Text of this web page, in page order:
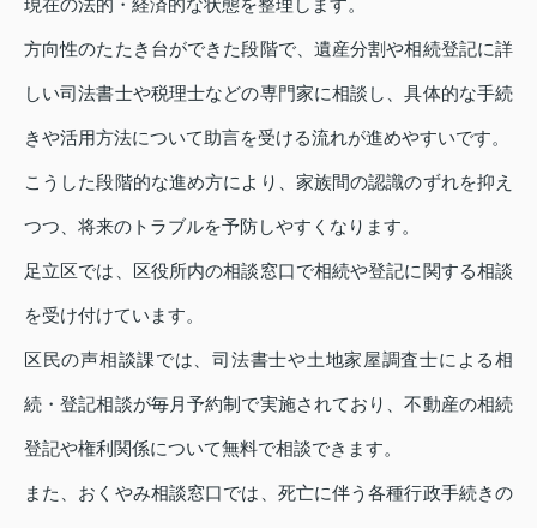
現在の法的・経済的な状態を整理します。
方向性のたたき台ができた段階で、遺産分割や相続登記に詳
しい司法書士や税理士などの専門家に相談し、具体的な手続
きや活用方法について助言を受ける流れが進めやすいです。
こうした段階的な進め方により、家族間の認識のずれを抑え
つつ、将来のトラブルを予防しやすくなります。
足立区では、区役所内の相談窓口で相続や登記に関する相談
を受け付けています。
区民の声相談課では、司法書士や土地家屋調査士による相
続・登記相談が毎月予約制で実施されており、不動産の相続
登記や権利関係について無料で相談できます。
また、おくやみ相談窓口では、死亡に伴う各種行政手続きの